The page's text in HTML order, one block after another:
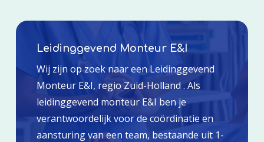
Leidinggevend Monteur E&I
Wij zijn op zoek naar een Leidinggevend
Monteur E&I, regio Zuid-Holland . Als
leidinggevend monteur E&I ben je
verantwoordelijk voor de coördinatie en
aansturing van een team, bestaande uit 1-